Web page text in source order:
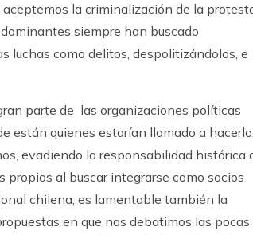
la criminalización de la
siempre han buscado
luchas como delitos, despolitizándolos, e
parte de las organizaciones políticas
están quienes estarían llamado a hacerlo,
evadiendo la responsabilidad histórica
al buscar integrarse como socios
chilena; es lamentable también la
en que nos debatimos las pocas